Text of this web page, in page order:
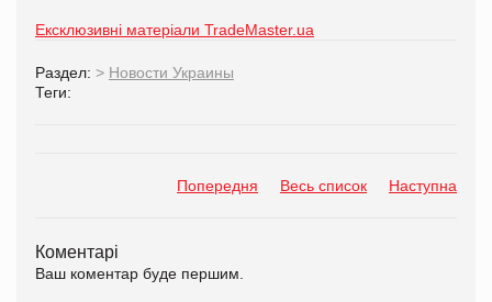
Ексклюзивні матеріали TradeMaster.ua
Раздел: > Новости Украины
Теги:
Попередня Весь список Наступна
Коментарі
Ваш коментар буде першим.